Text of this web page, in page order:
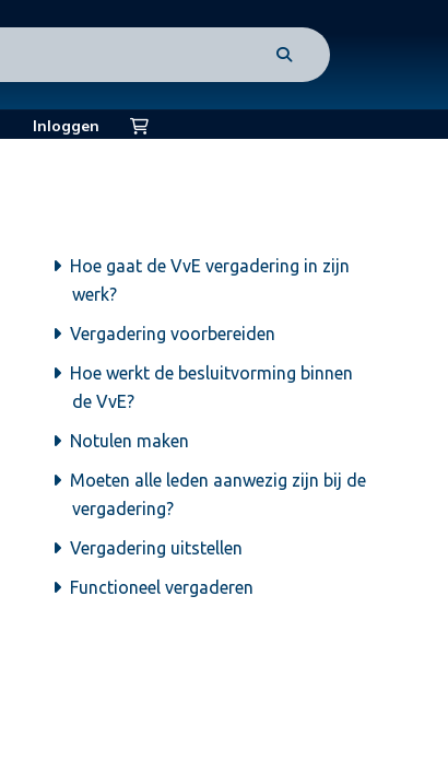
Inloggen
Hoe gaat de VvE vergadering in zijn
werk?
Vergadering voorbereiden
Hoe werkt de besluitvorming binnen
de VvE?
Notulen maken
Moeten alle leden aanwezig zijn bij de
vergadering?
Vergadering uitstellen
Functioneel vergaderen